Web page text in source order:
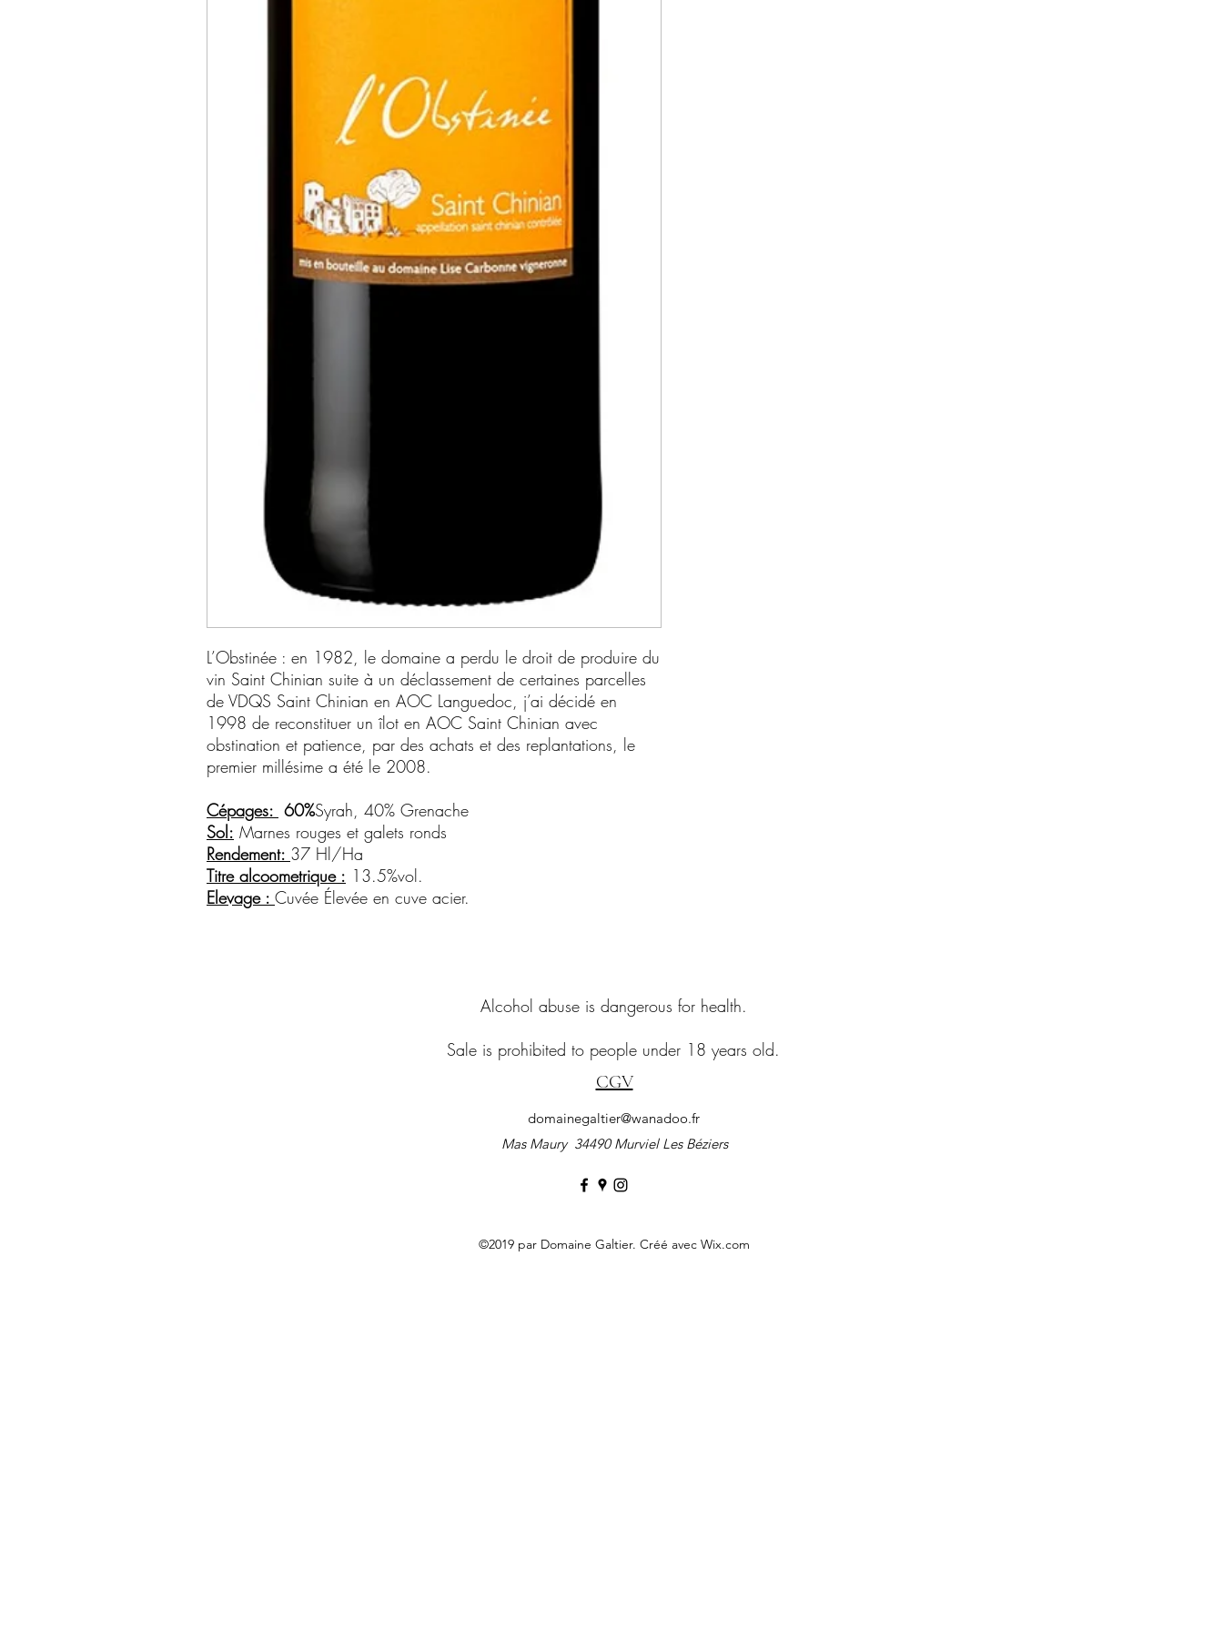
L’Obstinée : en 1982, le domaine a perdu le droit de produire du
vin Saint Chinian suite à un déclassement de certaines parcelles
de VDQS Saint Chinian en AOC Languedoc, j’ai décidé en
1998 de reconstituer un îlot en AOC Saint Chinian avec
obstination et patience, par des achats et des replantations, le
premier millésime a été le 2008.
Cépages: 60%Syrah, 40% Grenache
Sol: Marnes rouges et galets ronds
Rendement: 37 Hl/Ha
Titre alcoometrique : 13.5%vol.
Elevage : Cuvée Élevée en cuve acier.
Alcohol abuse is dangerous for health.
Sale is prohibited to people under 18 years old.
CGV
domainegaltier@wanadoo.fr
Mas Maury 34490 Murviel Les Béziers
©2019 par Domaine Galtier. Créé avec Wix.com